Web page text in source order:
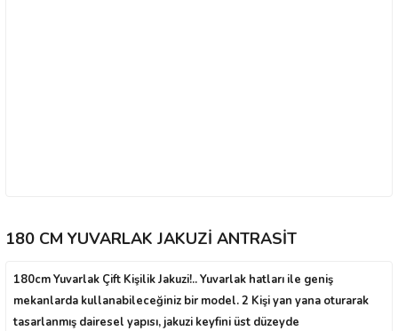
180 CM YUVARLAK JAKUZİ ANTRASİT
180cm Yuvarlak Çift Kişilik Jakuzi!.. Yuvarlak hatları ile geniş
mekanlarda kullanabileceğiniz bir model. 2 Kişi yan yana oturarak
tasarlanmış dairesel yapısı, jakuzi keyfini üst düzeyde